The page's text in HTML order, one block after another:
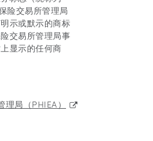
险交易所管理局
示或默示的商标
交易所管理局事
显示的任何商
局（PHIEA）